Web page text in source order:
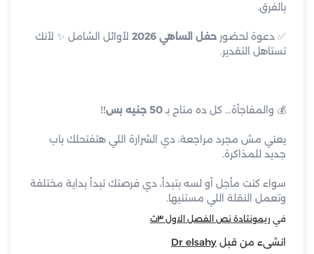
بالفرق.
✅ دعوة لحضور حفل الساهي 2026
لأوائل الشامل ✨ لأنك
تستاهل التقدير.
💰 والمفاجأة… كل ده متاح بـ50 جنيه بس‼️
يعني مش مجرد مراجعة، دي الشرارة اللي هتفتحلك باب
جديد للمذاكرة.
سواء كنت مأجل أو لسه بتبدأ، دي فرصتك تبدأ بداية مختلفة
وتعمل النقلة اللي مستنيها.
في ريمونتادة نص الفصل الاول ٣ث
انشىء من قبل Dr elsahy